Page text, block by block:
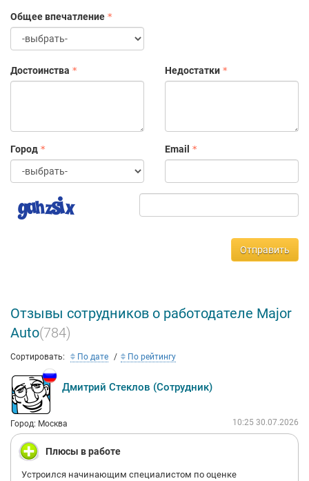
Общее впечатление
Достоинства Недостатки
Город Email
Отправить
Отзывы сотрудников о работодателе Major
Auto(784)
Сортировать: По дате По рейтингу
Дмитрий Стеклов (Сотрудник)
Город: Москва 10:25 30.07.2026
Плюсы в работе
Устроился начинающим специалистом по оценке